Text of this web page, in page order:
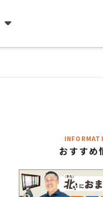
おすすめ